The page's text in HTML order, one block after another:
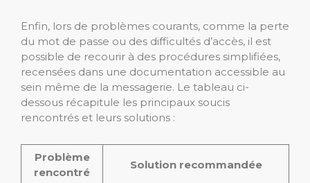
Enfin, lors de problèmes courants, comme la perte
du mot de passe ou des difficultés d’accès, il est
possible de recourir à des procédures simplifiées,
recensées dans une documentation accessible au
sein même de la messagerie. Le tableau ci-
dessous récapitule les principaux soucis
rencontrés et leurs solutions :
Problème
rencontré
Solution recommandée